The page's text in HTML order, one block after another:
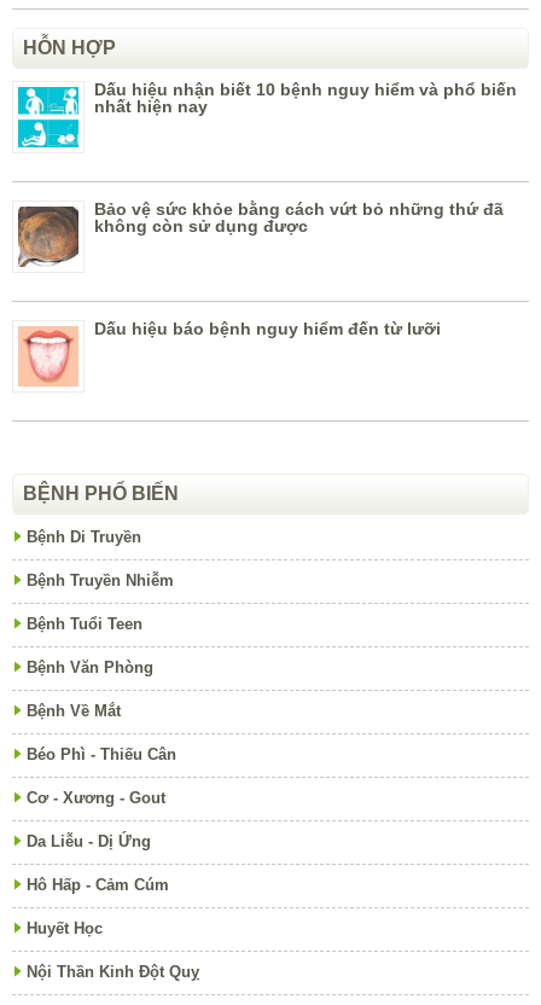
HỖN HỢP
Dấu hiệu nhận biết 10 bệnh nguy hiểm và phổ biến
nhất hiện nay
Bảo vệ sức khỏe bằng cách vứt bỏ những thứ đã
không còn sử dụng được
Dấu hiệu báo bệnh nguy hiểm đến từ lưỡi
BỆNH PHỔ BIẾN
Bệnh Di Truyền
Bệnh Truyền Nhiễm
Bệnh Tuổi Teen
Bệnh Văn Phòng
Bệnh Về Mắt
Béo Phì - Thiếu Cân
Cơ - Xương - Gout
Da Liễu - Dị Ứng
Hô Hấp - Cảm Cúm
Huyết Học
Nội Thần Kinh Đột Quỵ